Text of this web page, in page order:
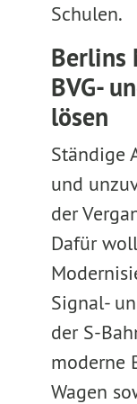
Schulen.
Berlins
BVG-
lösen
Ständige
und
der
Dafür
Signal-
der S-
moderne
Wagen